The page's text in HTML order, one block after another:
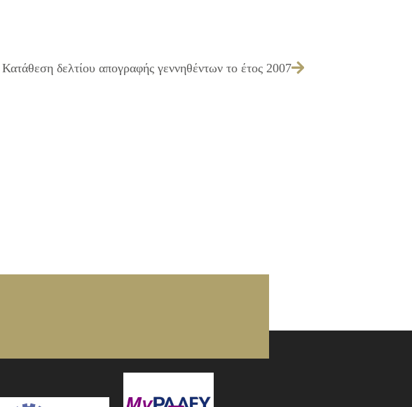
Κατάθεση δελτίου απογραφής γεννηθέντων το έτος 2007